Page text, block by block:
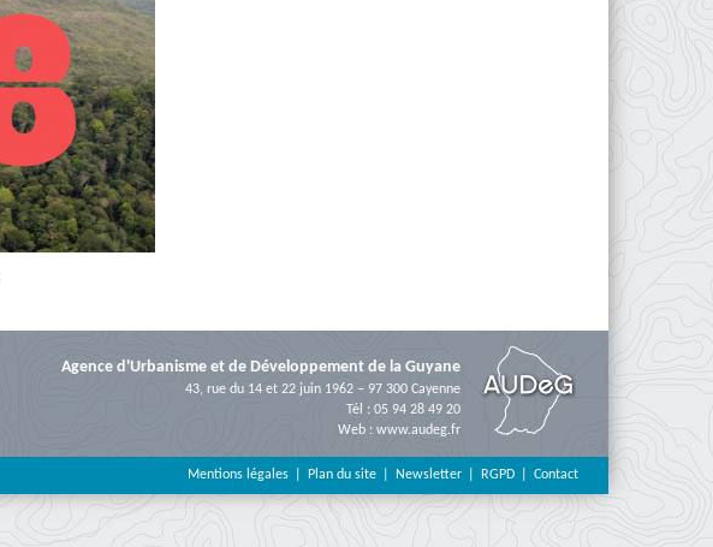
Agence d'Urbanisme et de Développement de la Guyane
43, rue du 14 et 22 juin 1962 – 97 300 Cayenne
Tél : 05 94 28 49 20
Web : www.audeg.fr
Mentions légales Plan du site Newsletter RGPD Contact